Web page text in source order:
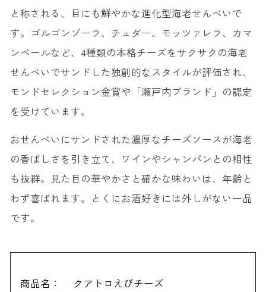
と称される、目にも鮮やかな進化型海老せんべいで
す。ゴルゴンゾーラ、チェダー、モッツァレラ、カマ
ンベールなど、4種類の本格チーズをサクサクの海老
せんべいでサンドした独創的なスタイルが評価され、
モンドセレクション金賞や「瀬戸内ブランド」の認定
を受けています。
おせんべいにサンドされた濃厚なチーズソースが海老
の香ばしさを引き立て、ワインやシャンパンとの相性
も抜群。見た目の華やかさと確かな味わいは、年齢と
わず喜ばれます。とくにお酒好きには外しがない一品
です。
商品名：
クアトロえびチーズ